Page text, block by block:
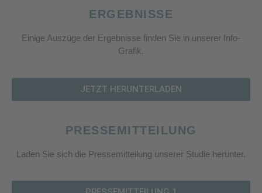
ERGEBNISSE
Einige Auszüge der Ergebnisse finden Sie in unserer Info-
Grafik.
JETZT HERUNTERLADEN
PRESSEMITTEILUNG
Laden Sie sich die Pressemitteilung unserer Studie herunter.